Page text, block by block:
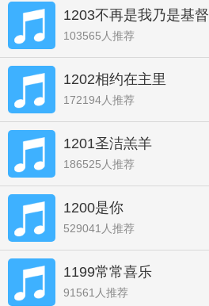
1203不再是我乃是基督
103565人推荐
1202相约在主里
172194人推荐
1201圣洁羔羊
186525人推荐
1200是你
529041人推荐
1199常常喜乐
91561人推荐